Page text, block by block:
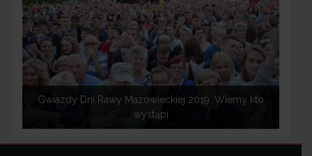
Gwiazdy Dni Rawy Mazowieckiej 2019. Wiemy kto
wystąpi